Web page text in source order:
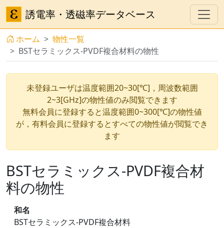
誘電率・透磁率データベース
ホーム
物性一覧
BSTセラミックス-PVDF複合材料の物性
未登録ユーザは温度範囲20~30[℃]，周波数範囲
2~3[GHz]の物性値のみ閲覧できます
無料会員に登録すると温度範囲0~300[℃]の物性値
が，有料会員に登録するとすべての物性値が閲覧でき
ます
BSTセラミックス-PVDF複合材
料の物性
和名
BSTセラミックス-PVDF複合材料